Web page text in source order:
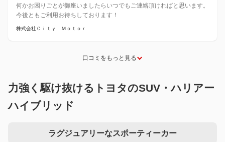
何かお困りごとが御座いましたらいつでもご連絡頂ければと思います。
今後ともご利用お待ちしております！
株式会社Ｃｉｔｙ Ｍｏｔｏｒ
口コミをもっと見る
力強く駆け抜けるトヨタのSUV・ハリアー
ハイブリッド
ラグジュアリーなスポーティーカー